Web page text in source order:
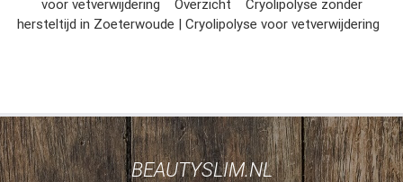
voor vetverwijdering
Overzicht
Cryolipolyse zonder
hersteltijd in Zoeterwoude | Cryolipolyse voor vetverwijdering
BEAUTYSLIM.NL